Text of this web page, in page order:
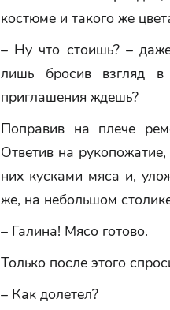
костюме и такого же
– Ну что стоишь? –
лишь бросив взгляд
приглашения ждешь?
Поправив на плече
Ответив на
них кусками мяса и,
же, на небольшом
– Галина! Мясо готово.
Только после этого
– Как долетел?